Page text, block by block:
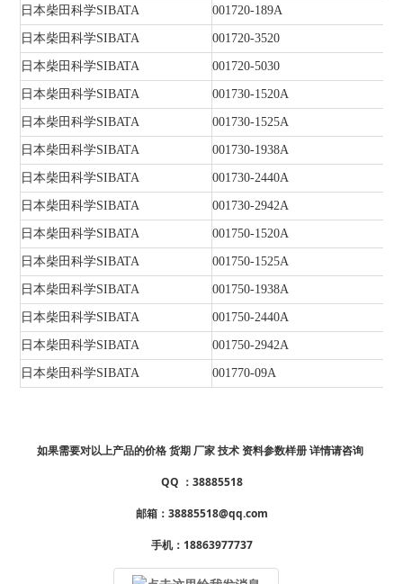
日本柴田科学SIBATA 001720-189A
日本柴田科学SIBATA 001720-3520
日本柴田科学SIBATA 001720-5030
日本柴田科学SIBATA 001730-1520A
日本柴田科学SIBATA 001730-1525A
日本柴田科学SIBATA 001730-1938A
日本柴田科学SIBATA 001730-2440A
日本柴田科学SIBATA 001730-2942A
日本柴田科学SIBATA 001750-1520A
日本柴田科学SIBATA 001750-1525A
日本柴田科学SIBATA 001750-1938A
日本柴田科学SIBATA 001750-2440A
日本柴田科学SIBATA 001750-2942A
日本柴田科学SIBATA 001770-09A
如果需要对以上产品的价格 货期 厂家 技术 资料参数样册 详情请咨询
QQ ：38885518
邮箱：38885518@qq.com
手机：18863977737